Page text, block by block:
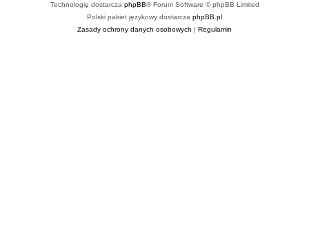
Technologię dostarcza phpBB® Forum Software © phpBB Limited
Polski pakiet językowy dostarcza phpBB.pl
Zasady ochrony danych osobowych | Regulamin